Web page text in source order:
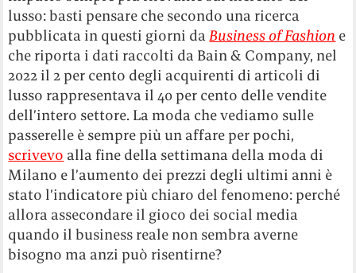
lusso: basti pensare che secondo una ricerca
pubblicata in questi giorni daBusiness of Fashion e
che riporta i dati raccolti da Bain & Company, nel
2022 il 2 per cento degli acquirenti di articoli di
lusso rappresentava il 40 per cento delle vendite
dell’intero settore. La moda che vediamo sulle
passerelle è sempre più un affare per pochi,
scrivevo alla fine della settimana della moda di
Milano e l’aumento dei prezzi degli ultimi anni è
stato l’indicatore più chiaro del fenomeno: perché
allora assecondare il gioco dei social media
quando il business reale non sembra averne
bisogno ma anzi può risentirne?